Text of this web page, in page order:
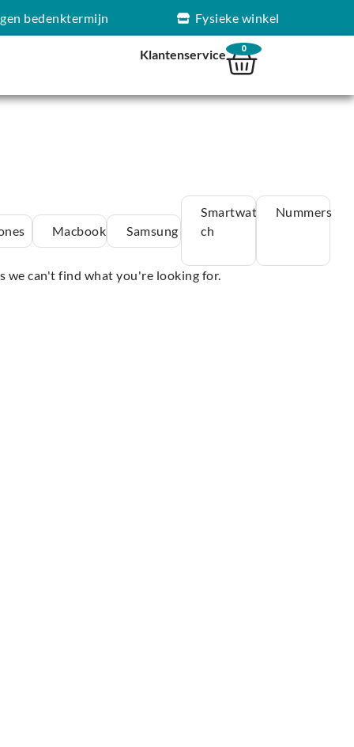
bedenktermijn Fysieke winkel
Klantenservice 0
Macbook Samsung
Smartwat
ch
Nummers
we can't find what you're looking for.